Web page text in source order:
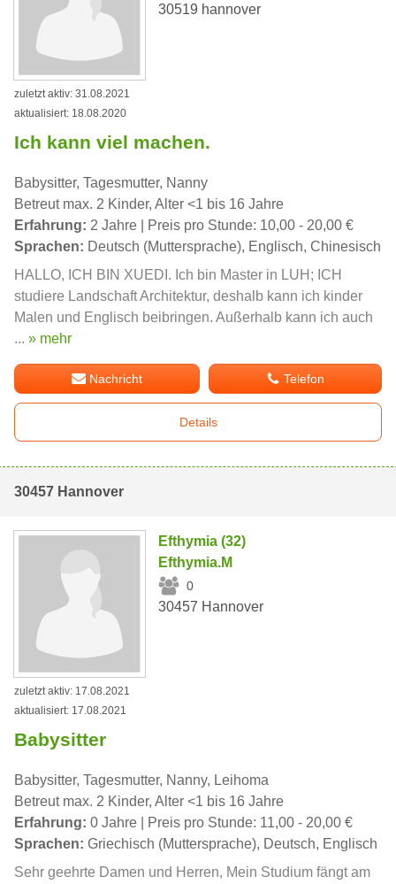
30519 hannover
zuletzt aktiv: 31.08.2021
aktualisiert: 18.08.2020
Ich kann viel machen.
Babysitter, Tagesmutter, Nanny
Betreut max. 2 Kinder, Alter <1 bis 16 Jahre
Erfahrung: 2 Jahre | Preis pro Stunde: 10,00 - 20,00 €
Sprachen: Deutsch (Muttersprache), Englisch, Chinesisch
HALLO, ICH BIN XUEDI. Ich bin Master in LUH; ICH
studiere Landschaft Architektur, deshalb kann ich kinder
Malen und Englisch beibringen. Außerhalb kann ich auch
... » mehr
Nachricht Telefon
Details
30457 Hannover
Efthymia (32)
Efthymia.M
0
30457 Hannover
zuletzt aktiv: 17.08.2021
aktualisiert: 17.08.2021
Babysitter
Babysitter, Tagesmutter, Nanny, Leihoma
Betreut max. 2 Kinder, Alter <1 bis 16 Jahre
Erfahrung: 0 Jahre | Preis pro Stunde: 11,00 - 20,00 €
Sprachen: Griechisch (Muttersprache), Deutsch, Englisch
Sehr geehrte Damen und Herren, Mein Studium fängt am